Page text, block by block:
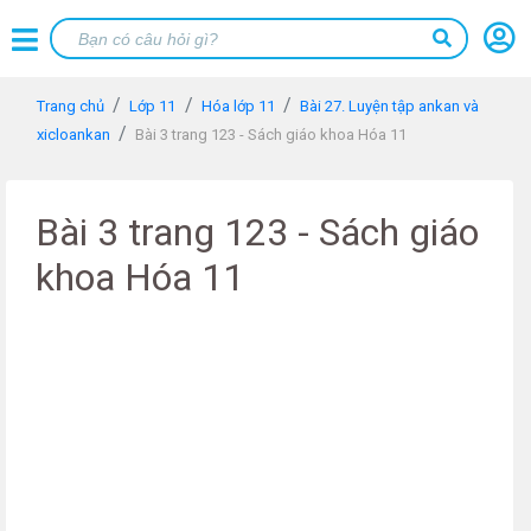
Trang chủ Lớp 11 Hóa lớp 11
Bài 27. Luyện tập ankan và
xicloankan
Bài 3 trang 123 - Sách giáo khoa Hóa 11
Bài 3 trang 123 - Sách giáo
khoa Hóa 11